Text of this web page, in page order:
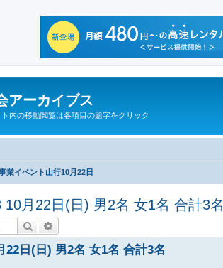
アーカイブス
内の移動閲覧は各項目の題字をクリック
業イベント山行10月22日
10月22日(日) 男2名 女1名 合計3名
検索
22日(日) 男2名 女1名 合計3名